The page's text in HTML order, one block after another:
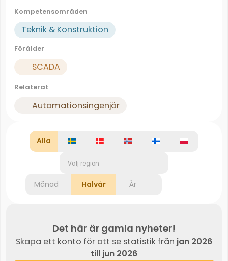
Kompetensområden
Teknik & Konstruktion
Förälder
SCADA
Relaterat
Automationsingenjör
Alla
Välj region
Månad Halvår År
Det här är gamla nyheter!
Skapa ett konto för att se statistik från jan 2026
till jun 2026